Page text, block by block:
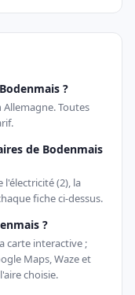
?
Allemagne. Toutes
de Bodenmais
(2), la
fiche ci-dessus.
?
carte interactive ;
Maps, Waze et
choisie.